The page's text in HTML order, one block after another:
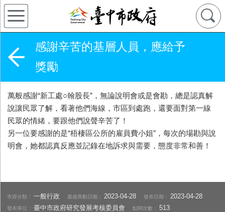
感謝辛苦的基層人員，應給予
獎勵
萬般感謝“新工處○翰股長”，無論說明會或是會勘，總是認真解
說讓民眾了解，看著他們海線，市區到處跑，還要面對第一線
民眾的情緒，要跟他們說聲辛苦了！
另一位要感謝的是“梧棲區公所的雇員費小姐”，每次的場勘與說
明會，她都認真反應並記錄在地訴求與需要，態度非常和善！
市府分類：一般行政 最後異動日期： 2023-04-28 發布日期： 2023-04-28
發布單位：臺中市政府研究發展考核委員會 點閱次數：513